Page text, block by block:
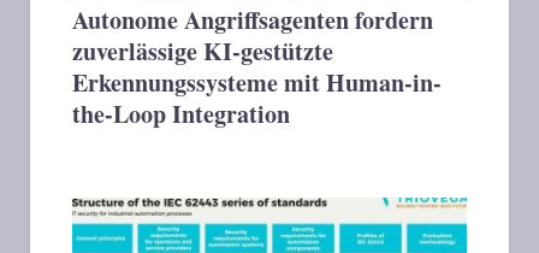
Autonome Angriffsagenten fordern
zuverlässige KI-gestützte
Erkennungssysteme mit Human-in-
the-Loop Integration